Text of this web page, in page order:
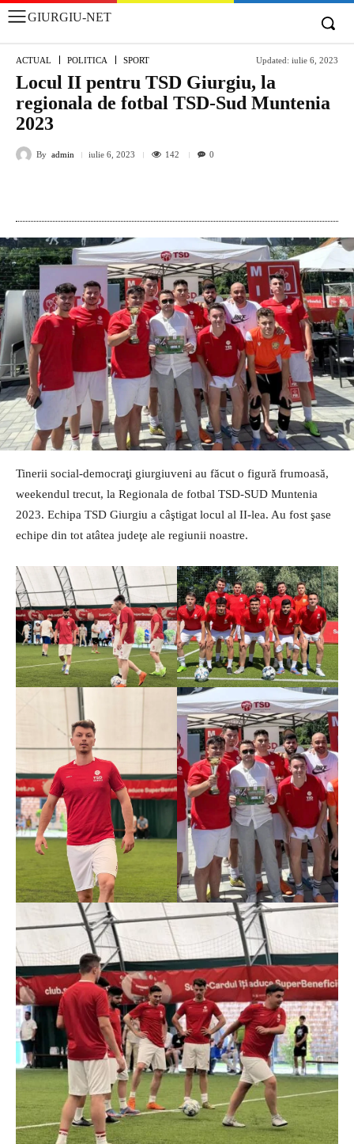
GIURGIU-NET
ACTUAL POLITICA SPORT Updated: iulie 6, 2023
Locul II pentru TSD Giurgiu, la
regionala de fotbal TSD-Sud Muntenia
2023
By admin iulie 6, 2023 142 0
Tinerii social-democraţi giurgiuveni au făcut o figură frumoasă,
weekendul trecut, la Regionala de fotbal TSD-SUD Muntenia
2023. Echipa TSD Giurgiu a câştigat locul al II-lea. Au fost şase
echipe din tot atâtea judeţe ale regiunii noastre.